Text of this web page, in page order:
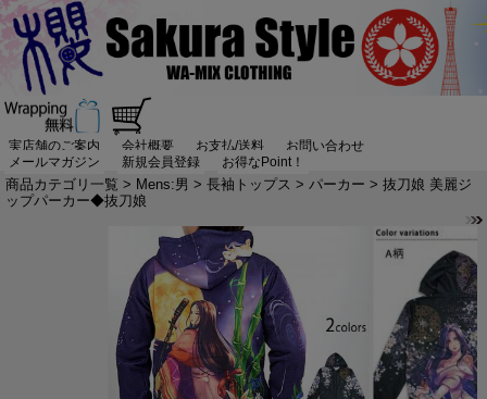
実店舗のご案内 会社概要 お支払/送料
お問い合わせ
メールマガジン
新規会員登録 お得なPoint！
商品カテゴリ一覧 > Mens:男 > 長袖トップス > パーカー > 抜刀娘 美麗ジ
ップパーカー◆抜刀娘